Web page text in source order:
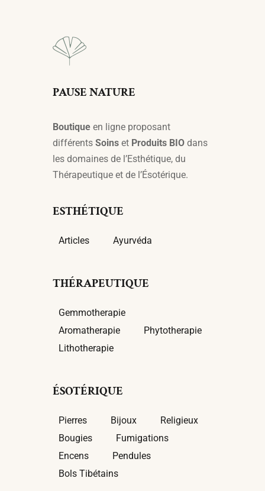
PAUSE NATURE
Boutique en ligne proposant
différents Soins et Produits BIO dans
les domaines de l’Esthétique, du
Thérapeutique et de l’Ésotérique.
ESTHÉTIQUE
Articles Ayurvéda
THÉRAPEUTIQUE
Gemmotherapie
Aromatherapie
Phytotherapie
Lithotherapie
ÉSOTÉRIQUE
Pierres Bijoux
Religieux
Bougies
Fumigations
Encens
Pendules
Bols Tibétains